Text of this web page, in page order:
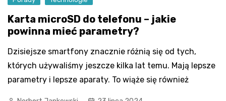
Karta microSD do telefonu – jakie
powinna mieć parametry?
Dzisiejsze smartfony znacznie różnią się od tych,
których używaliśmy jeszcze kilka lat temu. Mają lepsze
parametry i lepsze aparaty. To wiąże się również